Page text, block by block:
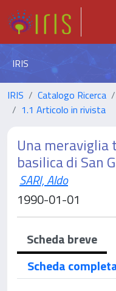
IRIS
IRIS Catalogo Ricerca
1.1 Articolo in rivista
Una meraviglia
basilica di San
SARI, Aldo
1990-01-01
Scheda breve
Scheda